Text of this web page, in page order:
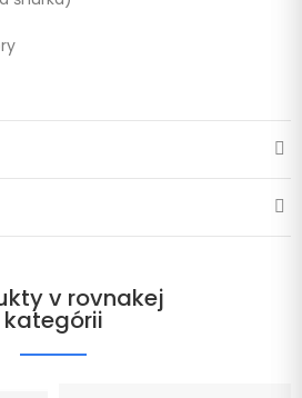
v rovnakej
kategórii